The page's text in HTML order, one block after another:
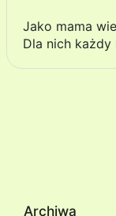
Jako mama
Dla nich
Archiwa